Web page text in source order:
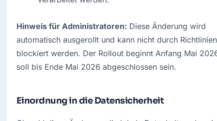
Hinweis für Administratoren: Diese Änderung wird
automatisch ausgerollt und kann nicht durch Richtlinien
blockiert werden. Der Rollout beginnt Anfang Mai
soll bis Ende Mai 2026 abgeschlossen sein.
Einordnung in die Datensicherheit